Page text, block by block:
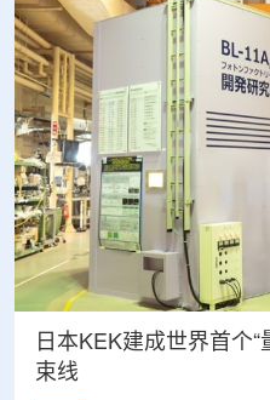
日本KEK建成世界首个
束线